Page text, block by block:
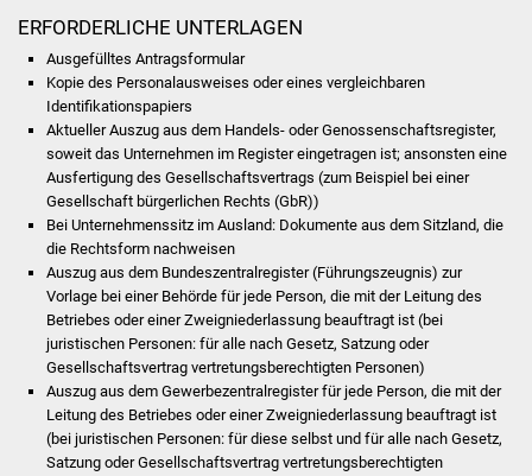
Kolping-Musikschule
Volkshochschule
Soziale Einrichtungen
Kirchen
Lokale Agenda
Jugendhaus
ERFORDERLICHE UNTERLAGEN
Ausgefülltes Antragsformular
Kopie des Personalausweises oder eines vergleichbaren
Identifikationspapiers
Aktueller Auszug aus dem Handels- oder Genossenschaftsregister,
soweit das Unternehmen im Register eingetragen ist; ansonsten eine
Ausfertigung des Gesellschaftsvertrags (zum Beispiel bei einer
Gesellschaft bürgerlichen Rechts (GbR))
Bei Unternehmenssitz im Ausland: Dokumente aus dem Sitzland, die
die Rechtsform nachweisen
Auszug aus dem Bundeszentralregister (Führungszeugnis) zur
Vorlage bei einer Behörde für jede Person, die mit der Leitung des
Betriebes oder einer Zweigniederlassung beauftragt ist (bei
juristischen Personen: für alle nach Gesetz, Satzung oder
Gesellschaftsvertrag vertretungsberechtigten Personen)
Auszug aus dem Gewerbezentralregister für jede Person, die mit der
Leitung des Betriebes oder einer Zweigniederlassung beauftragt ist
(bei juristischen Personen: für diese selbst und für alle nach Gesetz,
Satzung oder Gesellschaftsvertrag vertretungsberechtigten